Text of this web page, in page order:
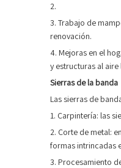
2.
3. Trabajo de
renovación.
4. Mejoras en el
y estructuras al aire
Sierras de la banda
Las sierras de
1. Carpintería: las
2. Corte de metal:
formas intrincadas
3. Procesamiento